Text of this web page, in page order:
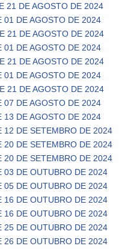
21 DE AGOSTO DE 2024
01 DE AGOSTO DE 2024
21 DE AGOSTO DE 2024
01 DE AGOSTO DE 2024
21 DE AGOSTO DE 2024
01 DE AGOSTO DE 2024
21 DE AGOSTO DE 2024
07 DE AGOSTO DE 2024
13 DE AGOSTO DE 2024
12 DE SETEMBRO DE 2024
20 DE SETEMBRO DE 2024
20 DE SETEMBRO DE 2024
03 DE OUTUBRO DE 2024
05 DE OUTUBRO DE 2024
16 DE OUTUBRO DE 2024
16 DE OUTUBRO DE 2024
25 DE OUTUBRO DE 2024
26 DE OUTUBRO DE 2024